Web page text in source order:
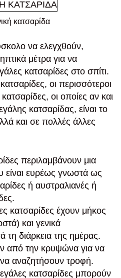
κατσαρίδα
να ελεγχθούν,
μέτρα για να
κατσαρίδες στο σπίτι.
οι περισσότεροι
οι οποίες αν και
κατσαρίδας, είναι το
και σε πολλές άλλες
περιλαμβάνουν μια
είναι ευρέως γνωστά ως
ή αυστραλιανές ή
κατσαρίδες έχουν μήκος
και γενικά
τη διάρκεια της ημέρας.
από την κρυψώνα για να
αναζητήσουν τροφή.
κατσαρίδες μπορούν